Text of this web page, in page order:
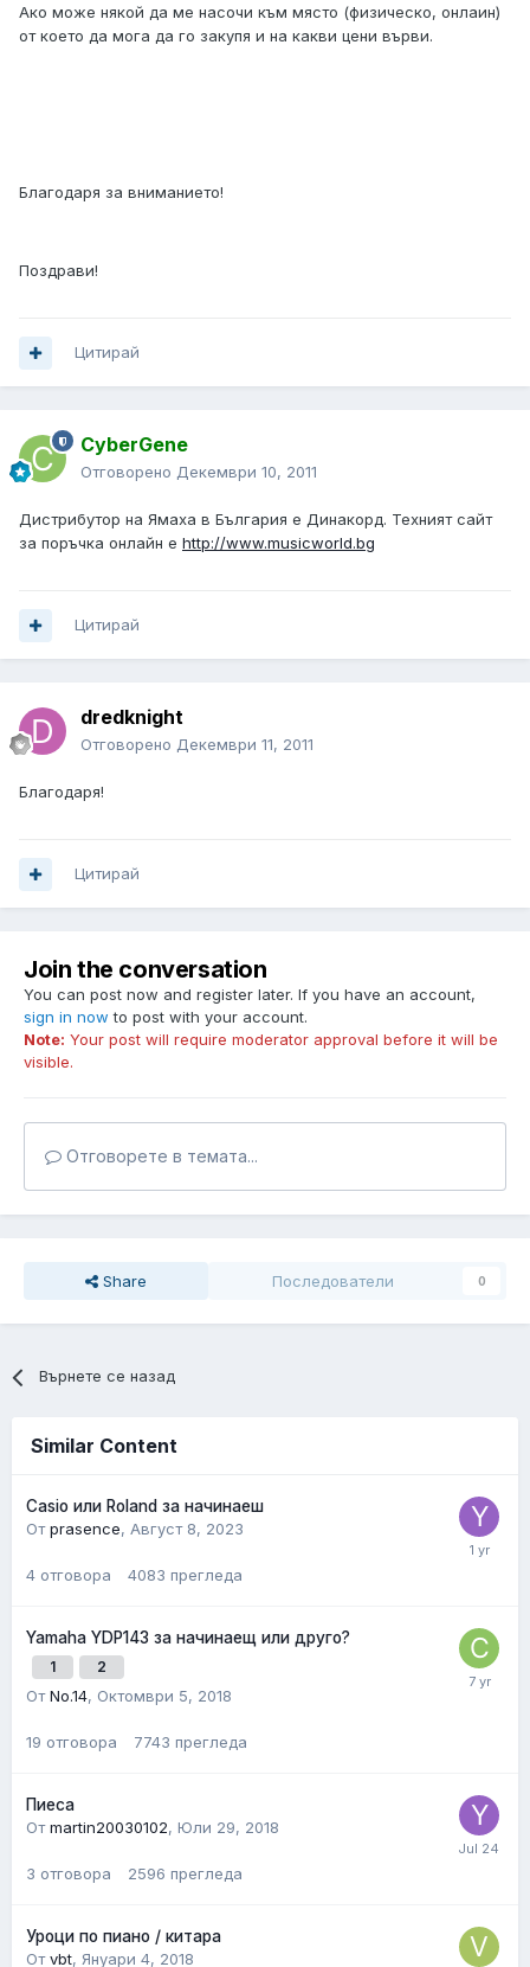
Ако може някой да ме насочи към място (физическо, онлаин)
от което да мога да го закупя и на какви цени върви.
Благодаря за вниманието!
Поздрави!
Цитирай
CyberGene
Отговорено Декември 10, 2011
Дистрибутор на Ямаха в България е Динакорд. Техният сайт
за поръчка онлайн е http://www.musicworld.bg
Цитирай
dredknight
Отговорено Декември 11, 2011
Благодаря!
Цитирай
Join the conversation
You can post now and register later. If you have an account,
sign in now to post with your account.
Note: Your post will require moderator approval before it will be
visible.
Отговорете в темата...
Share Последователи 0
Върнете се назад
Similar Content
Casio или Roland за начинаеш
Отprasence, Август 8, 2023
4 отговора 4083 прегледа
Yamaha YDP143 за начинаещ или друго?
1 2
ОтNo.14, Октомври 5, 2018
19 отговора 7743 прегледа
Пиеса
Отmartin20030102, Юли 29, 2018
3 отговора 2596 прегледа
Уроци по пиано / китара
Отvbt, Януари 4, 2018